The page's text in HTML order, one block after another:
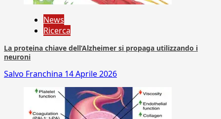
News
Ricerca
La proteina chiave dell’Alzheimer si propaga utilizzando i
neuroni
Salvo Franchina 14 Aprile 2026